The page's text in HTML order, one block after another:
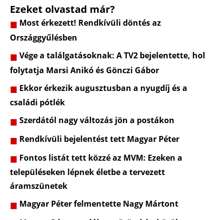
Ezeket olvastad már?
Most érkezett! Rendkívüli döntés az
Országgyűlésben
Vége a találgatásoknak: A TV2 bejelentette, hol
folytatja Marsi Anikó és Gönczi Gábor
Ekkor érkezik augusztusban a nyugdíj és a
családi pótlék
Szerdától nagy változás jön a postákon
Rendkívüli bejelentést tett Magyar Péter
Fontos listát tett közzé az MVM: Ezeken a
településeken lépnek életbe a tervezett
áramszünetek
Magyar Péter felmentette Nagy Mártont